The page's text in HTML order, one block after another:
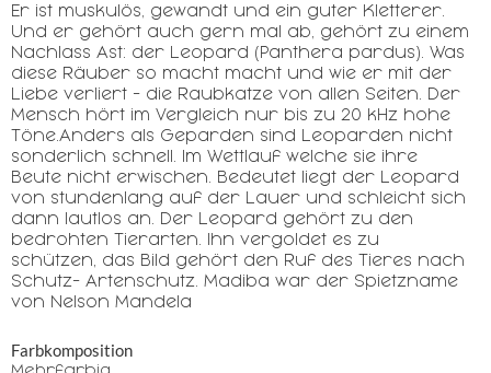
Er ist muskulös, gewandt und ein guter Kletterer.
Und er gehört auch gern mal ab, gehört zu einem
Nachlass Ast: der Leopard (Panthera pardus). Was
diese Räuber so macht macht und wie er mit der
Liebe verliert - die Raubkatze von allen Seiten. Der
Mensch hört im Vergleich nur bis zu 20 kHz hohe
Töne.Anders als Geparden sind Leoparden nicht
sonderlich schnell. Im Wettlauf welche sie ihre
Beute nicht erwischen. Bedeutet liegt der Leopard
von stundenlang auf der Lauer und schleicht sich
dann lautlos an. Der Leopard gehört zu den
bedrohten Tierarten. Ihn vergoldet es zu
schützen, das Bild gehört den Ruf des Tieres nach
Schutz- Artenschutz. Madiba war der Spietzname
von Nelson Mandela
Farbkomposition